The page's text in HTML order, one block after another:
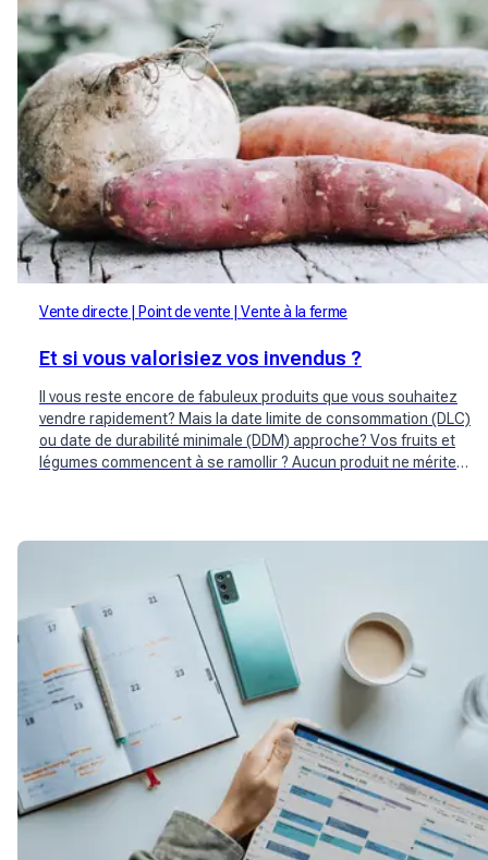
Vente directe Point de vente Vente à la ferme
Et si vous valorisiez vos invendus ?
Il vous reste encore de fabuleux produits que vous souhaitez
vendre rapidement? Mais la date limite de consommation (DLC)
ou date de durabilité minimale (DDM) approche? Vos fruits et
légumes commencent à se ramollir ? Aucun produit ne mérite